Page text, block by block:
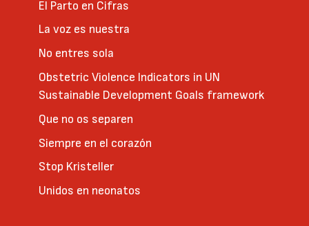
El Parto en Cifras
La voz es nuestra
No entres sola
Obstetric Violence Indicators in UN
Sustainable Development Goals framework
Que no os separen
Siempre en el corazón
Stop Kristeller
Unidos en neonatos